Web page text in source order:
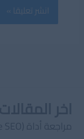
مراجعة أداة AIOSEO (All in One SEO) لووردبريس